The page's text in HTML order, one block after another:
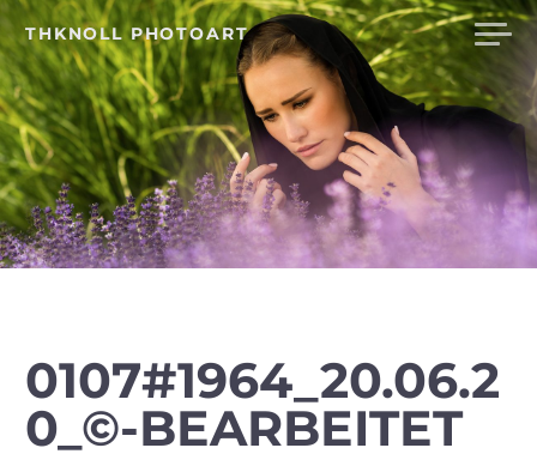
Skip
to
content
THKNOLL PHOTOART
0107#1964_20.06.2
0_©-BEARBEITET